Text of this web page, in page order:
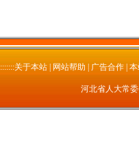
:::::::关于本站 | 网站帮助 | 广告合作 |
河北省人大常